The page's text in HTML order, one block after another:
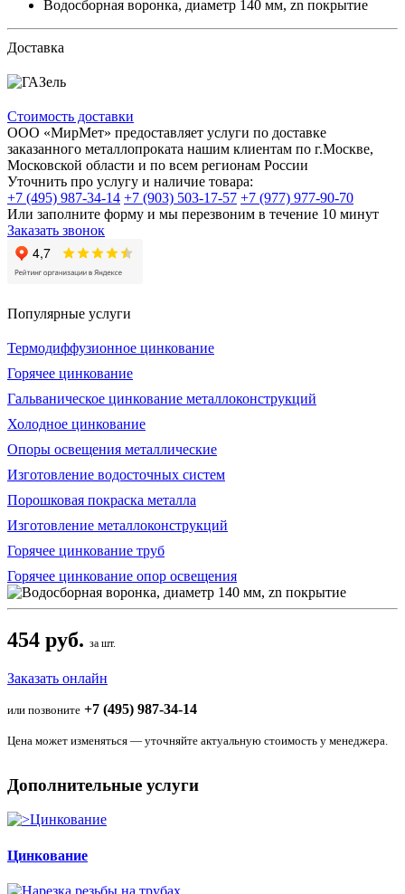
Водосборная воронка, диаметр 140 мм, zn покрытие
Доставка
Стоимость доставки
ООО «МирМет» предоставляет услуги по доставке
заказанного металлопроката нашим клиентам по г.Москве,
Московской области и по всем регионам России
Уточнить про услугу и наличие товара:
+7 (495) 987-34-14 +7 (903) 503-17-57 +7 (977) 977-90-70
Или заполните форму и мы перезвоним в течение 10 минут
Заказать звонок
Популярные услуги
Термодиффузионное цинкование
Горячее цинкование
Гальваническое цинкование металлоконструкций
Холодное цинкование
Опоры освещения металлические
Изготовление водосточных систем
Порошковая покраска металла
Изготовление металлоконструкций
Горячее цинкование труб
Горячее цинкование опор освещения
454 руб. за шт.
Заказать онлайн
или позвоните +7 (495) 987-34-14
Цена может изменяться — уточняйте актуальную стоимость у менеджера.
Дополнительные услуги
Цинкование